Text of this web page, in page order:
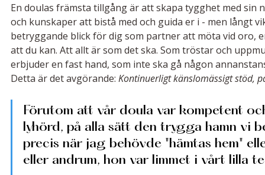
En doulas främsta tillgång är att skapa tygghet med
och kunskaper att bistå med och guida er i - men långt
betryggande blick för dig som partner att möta vid oro,
att du kan. Att allt är som det ska. Som tröstar och
erbjuder en fast hand, som inte ska gå någon
Detta är det avgörande: Kontinuerligt känslomässigt stöd,
Förutom att vår doula var kompetent
lyhörd, på alla sätt den trygga hamn vi
precis när jag behövde "hämtas hem"
eller andrum, hon var limmet i vårt lilla